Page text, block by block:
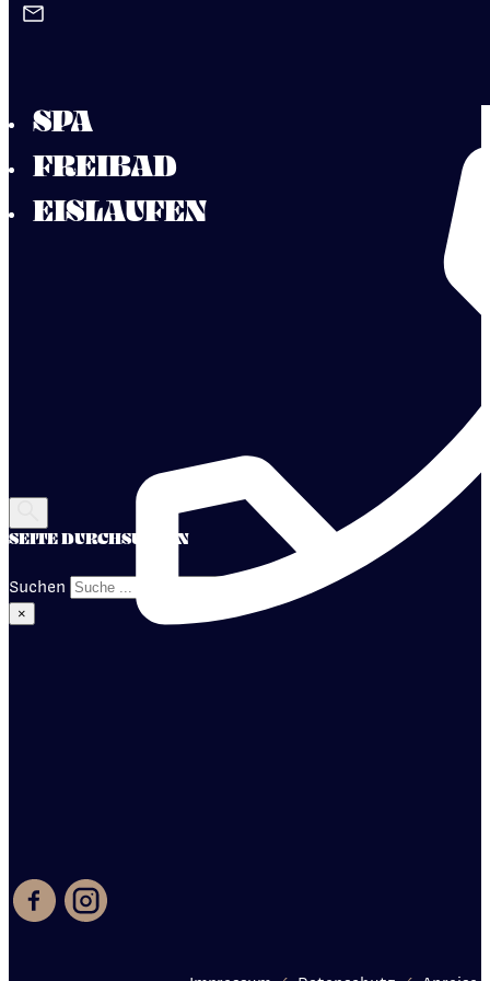
Zum Hauptinhalt springen
SPA
FREIBAD
EISLAUFEN
SEITE DURCHSUCHEN
Suchen
×